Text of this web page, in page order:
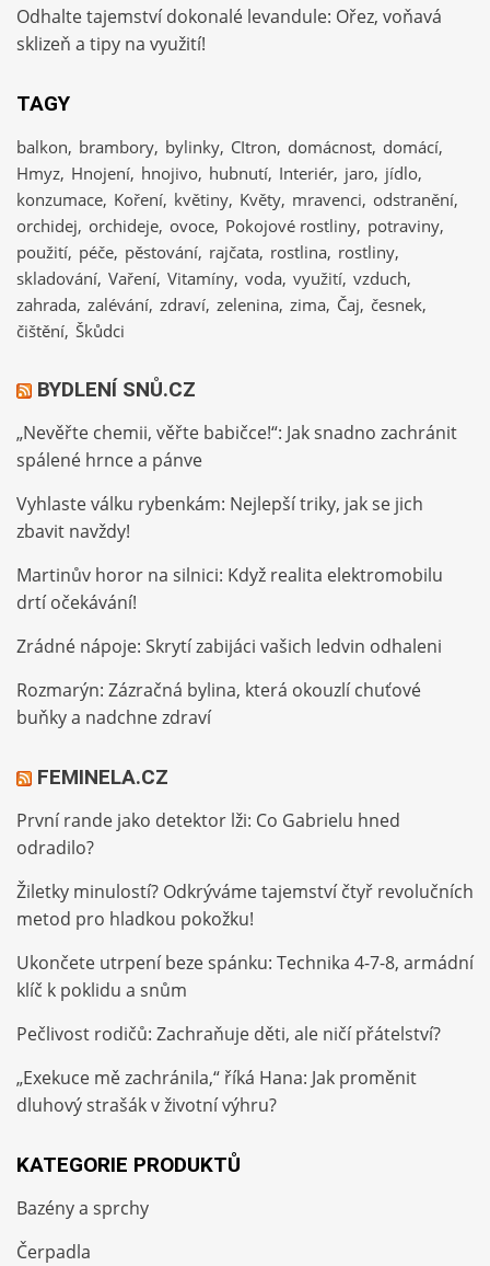
Odhalte tajemství dokonalé levandule: Ořez, voňavá
sklizeň a tipy na využití!
TAGY
balkon brambory bylinky CItron domácnost domácí
Hmyz Hnojení hnojivo hubnutí Interiér jaro jídlo
konzumace Koření květiny Květy mravenci odstranění
orchidej orchideje ovoce Pokojové rostliny potraviny
použití péče pěstování rajčata rostlina rostliny
skladování Vaření Vitamíny voda využití vzduch
zahrada zalévání zdraví zelenina zima Čaj česnek
čištění Škůdci
BYDLENÍ SNŮ.CZ
„Nevěřte chemii, věřte babičce!“: Jak snadno zachránit
spálené hrnce a pánve
Vyhlaste válku rybenkám: Nejlepší triky, jak se jich
zbavit navždy!
Martinův horor na silnici: Když realita elektromobilu
drtí očekávání!
Zrádné nápoje: Skrytí zabijáci vašich ledvin odhaleni
Rozmarýn: Zázračná bylina, která okouzlí chuťové
buňky a nadchne zdraví
FEMINELA.CZ
První rande jako detektor lži: Co Gabrielu hned
odradilo?
Žiletky minulostí? Odkrýváme tajemství čtyř revolučních
metod pro hladkou pokožku!
Ukončete utrpení beze spánku: Technika 4-7-8, armádní
klíč k poklidu a snům
Pečlivost rodičů: Zachraňuje děti, ale ničí přátelství?
„Exekuce mě zachránila,“ říká Hana: Jak proměnit
dluhový strašák v životní výhru?
KATEGORIE PRODUKTŮ
Bazény a sprchy
Čerpadla